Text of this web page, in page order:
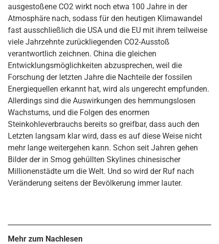
ausgestoßene CO2 wirkt noch etwa 100 Jahre in der
Atmosphäre nach, sodass für den heutigen Klimawandel
fast ausschließlich die USA und die EU mit ihrem teilweise
viele Jahrzehnte zurückliegenden CO2-Ausstoß
verantwortlich zeichnen. China die gleichen
Entwicklungsmöglichkeiten abzusprechen, weil die
Forschung der letzten Jahre die Nachteile der fossilen
Energiequellen erkannt hat, wird als ungerecht empfunden.
Allerdings sind die Auswirkungen des hemmungslosen
Wachstums, und die Folgen des enormen
Steinkohleverbrauchs bereits so greifbar, dass auch den
Letzten langsam klar wird, dass es auf diese Weise nicht
mehr lange weitergehen kann. Schon seit Jahren gehen
Bilder der in Smog gehüllten Skylines chinesischer
Millionenstädte um die Welt. Und so wird der Ruf nach
Veränderung seitens der Bevölkerung immer lauter.
Mehr zum Nachlesen